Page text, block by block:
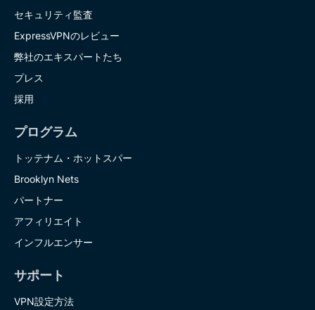
セキュリティ監査
ExpressVPNのレビュー
弊社のエキスパートたち
プレス
採用
プログラム
トッテナム・ホットスパー
Brooklyn Nets
パートナー
アフィリエイト
インフルエンサー
サポート
VPN設定方法